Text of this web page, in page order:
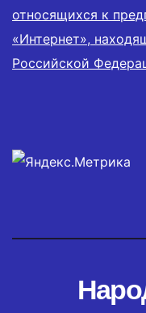
относящихся к
«Интернет»,
Российской